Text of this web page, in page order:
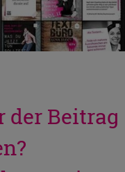
der Beitrag